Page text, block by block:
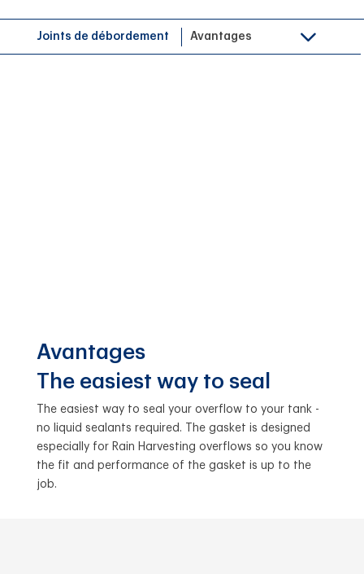
Joints de débordement Avantages
Avantages
The easiest way to seal
The easiest way to seal your overflow to your tank -
no liquid sealants required. The gasket is designed
especially for Rain Harvesting overflows so you know
the fit and performance of the gasket is up to the
job.